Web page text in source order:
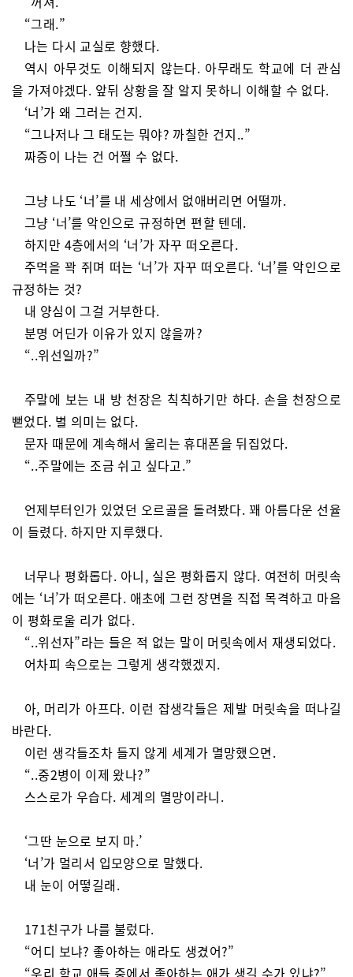
“그래.”
나는 다시 교실로 향했다.
역시 아무것도 이해되지 않는다. 아무래도 학교에 더 관심
을 가져야겠다. 앞뒤 상황을 잘 알지 못하니 이해할 수 없다.
‘너’가 왜 그러는 건지.
“그나저나 그 태도는 뭐야? 까칠한 건지..”
짜증이 나는 건 어쩔 수 없다.
그냥 나도 ‘너’를 내 세상에서 없애버리면 어떨까.
그냥 ‘너’를 악인으로 규정하면 편할 텐데.
하지만 4층에서의 ‘너’가 자꾸 떠오른다.
주먹을 꽉 쥐며 떠는 ‘너’가 자꾸 떠오른다. ‘너’를 악인으로
규정하는 것?
내 양심이 그걸 거부한다.
분명 어딘가 이유가 있지 않을까?
“..위선일까?”
주말에 보는 내 방 천장은 칙칙하기만 하다. 손을 천장으로
뻗었다. 별 의미는 없다.
문자 때문에 계속해서 울리는 휴대폰을 뒤집었다.
“..주말에는 조금 쉬고 싶다고.”
언제부터인가 있었던 오르골을 돌려봤다. 꽤 아름다운 선율
이 들렸다. 하지만 지루했다.
너무나 평화롭다. 아니, 실은 평화롭지 않다. 여전히 머릿속
에는 ‘너’가 떠오른다. 애초에 그런 장면을 직접 목격하고 마음
이 평화로울 리가 없다.
“..위선자”라는 들은 적 없는 말이 머릿속에서 재생되었다.
어차피 속으로는 그렇게 생각했겠지.
아, 머리가 아프다. 이런 잡생각들은 제발 머릿속을 떠나길
바란다.
이런 생각들조차 들지 않게 세계가 멸망했으면.
“..중2병이 이제 왔나?”
스스로가 우습다. 세계의 멸망이라니.
‘그딴 눈으로 보지 마.’
‘너’가 멀리서 입모양으로 말했다.
내 눈이 어떻길래.
171친구가 나를 불렀다.
“어디 보냐? 좋아하는 애라도 생겼어?”
“우리 학교 애들 중에서 좋아하는 애가 생길 수가 있냐?”